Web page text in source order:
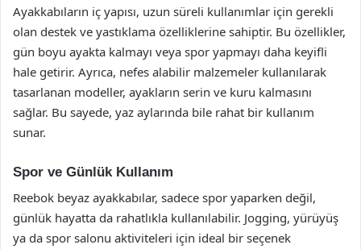
Ayakkabıların iç yapısı, uzun süreli kullanımlar için gerekli
olan destek ve yastıklama özelliklerine sahiptir. Bu özellikler,
gün boyu ayakta kalmayı veya spor yapmayı daha keyifli
hale getirir. Ayrıca, nefes alabilir malzemeler kullanılarak
tasarlanan modeller, ayakların serin ve kuru kalmasını
sağlar. Bu sayede, yaz aylarında bile rahat bir kullanım
sunar.
Spor ve Günlük Kullanım
Reebok beyaz ayakkabılar, sadece spor yaparken değil,
günlük hayatta da rahatlıkla kullanılabilir. Jogging, yürüyüş
ya da spor salonu aktiviteleri için ideal bir seçenek